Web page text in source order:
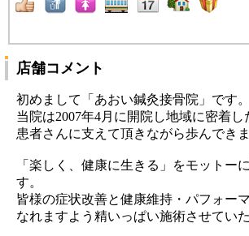
店舗コメント
初めまして「あおい鍼灸接骨院」です。
当院は2007年4月に開院し地域に密着
患者さんに支えて頂きながら歩んできま
「楽しく、健康に生きる」をモットー
す。
皆様の症状改善と健康維持・パフォー
なれますよう精いっぱい施術させていた